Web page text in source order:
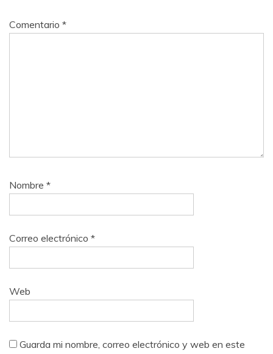
Comentario *
Nombre *
Correo electrónico *
Web
Guarda mi nombre, correo electrónico y web en este